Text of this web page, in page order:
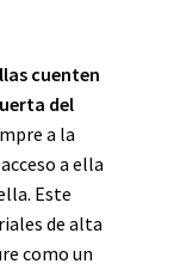
cuenten
del
a la
a ella
Este
de alta
como un